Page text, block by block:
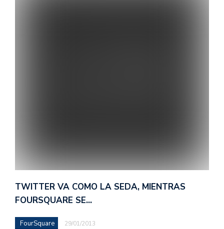
TWITTER VA COMO LA SEDA, MIENTRAS
FOURSQUARE SE…
FourSquare 29/01/2013